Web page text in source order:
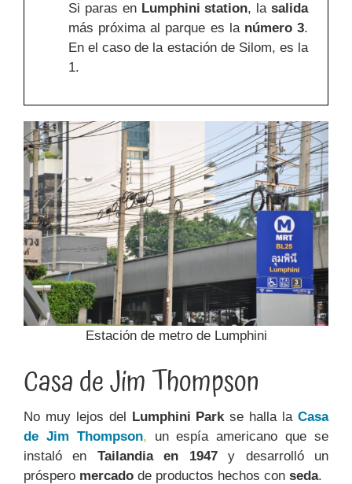
Si paras enLumphini station, lasalida
más próxima al parque es la número 3.
En el caso de la estación de Silom, es la
1.
Estación de metro de Lumphini
Casa de Jim Thompson
No muy lejos del Lumphini Park se halla laCasa
de Jim Thompson, un espía americano que se
instaló en Tailandia en 1947y desarrolló un
próspero mercado de productos hechos con seda.